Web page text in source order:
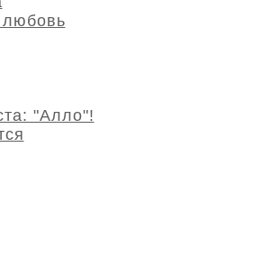
любовь
"Алло"!